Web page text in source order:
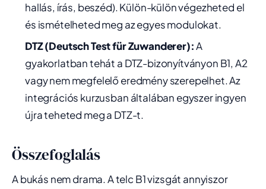
hallás, írás, beszéd). Külön-külön végezheted el
és ismételheted meg az egyes modulokat.
DTZ (Deutsch Test für Zuwanderer):A
gyakorlatban tehát a DTZ-bizonyítványon B1, A2
vagy nem megfelelő eredmény szerepelhet. Az
integrációs kurzusban általában egyszer ingyen
újra teheted meg a DTZ-t.
Összefoglalás
A bukás nem drama. A telc B1 vizsgát annyiszor